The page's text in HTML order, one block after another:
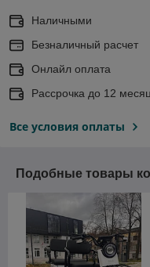
Наличными
Безналичный расчет
Онлайл оплата
Рассрочка до 12
Все условия оплаты
Подобные товары